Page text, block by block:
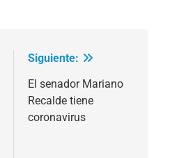
Siguiente:
El senador Mariano
Recalde tiene
coronavirus